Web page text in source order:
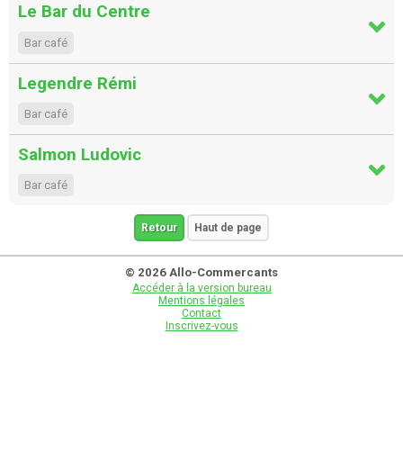
Le Bar du Centre
Bar café
Legendre Rémi
Bar café
Salmon Ludovic
Bar café
Retour Haut de page
© 2026 Allo-Commercants
Accéder à la version bureau
Mentions légales
Contact
Inscrivez-vous